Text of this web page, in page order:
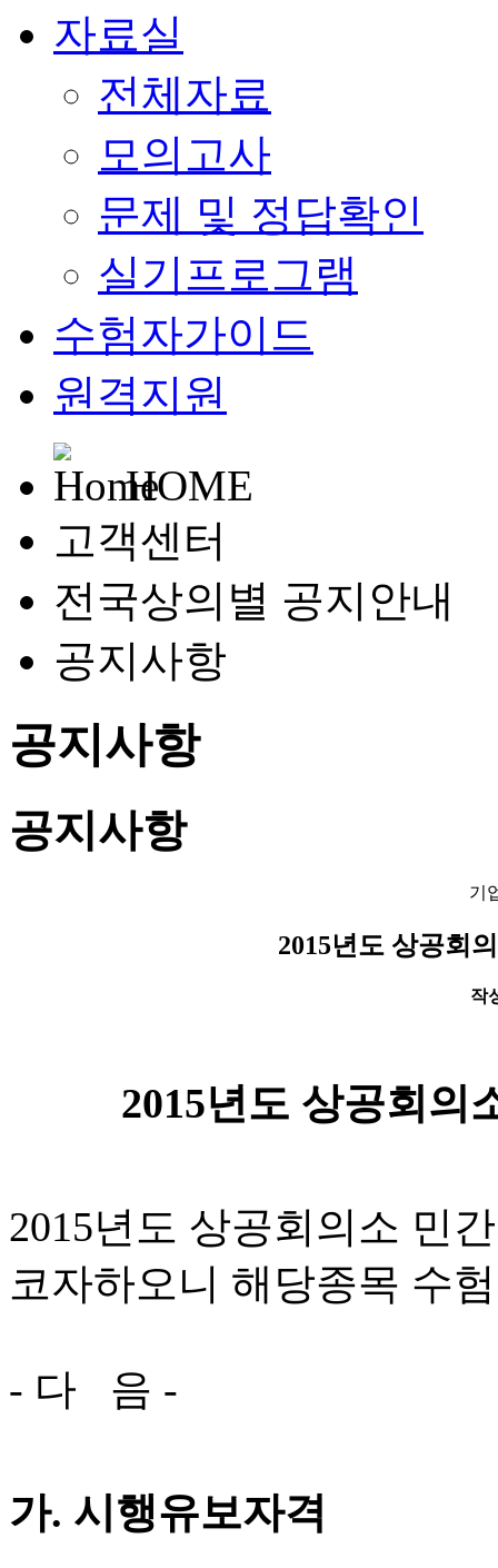
자료실
전체자료
모의고사
문제 및 정답확인
실기프로그램
수험자가이드
원격지원
HOME
고객센터
전국상의별 공지안내
공지사항
공지사항
공지사항
기
2015년도 상공회
작
2015년도 상공회의
2015년도 상공회의소 민
코자하오니 해당종목 수
- 다 음 -
가. 시행유보자격